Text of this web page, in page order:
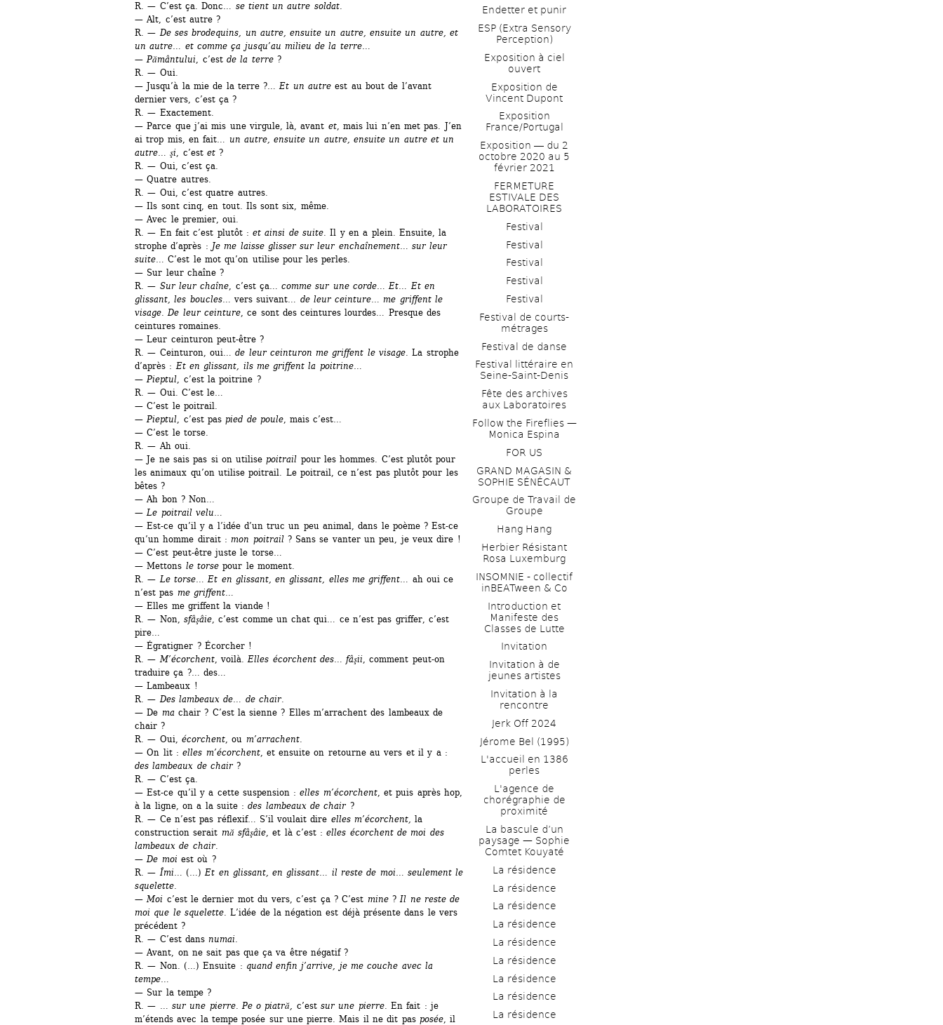
R. — C’est ça. Donc… se tient un autre soldat.
— Alt, c’est autre ?
R. — De ses brodequins, un autre, ensuite un autre, ensuite un autre, et
un autre… et comme ça jusqu’au milieu de la terre…
— Pământului, c’est de la terre?
R. — Oui.
— Jusqu’à la mie de la terre ?… Et un autre est au bout de l’avant
dernier vers, c’est ça ?
R. — Exactement.
— Parce que j’ai mis une virgule, là, avant et, mais lui n’en met pas. J’en
ai trop mis, en fait… un autre, ensuite un autre, ensuite un autre et un
autre… şi, c’est et?
R. — Oui, c’est ça.
— Quatre autres.
R. — Oui, c’est quatre autres.
— Ils sont cinq, en tout. Ils sont six, même.
— Avec le premier, oui.
R. — En fait c’est plutôt : et ainsi de suite. Il y en a plein. Ensuite, la
strophe d’après : Je me laisse glisser sur leur enchaînement… sur leur
suite… C’est le mot qu’on utilise pour les perles.
— Sur leur chaîne ?
R. — Sur leur chaîne, c’est ça… comme sur une corde… Et… Et en
glissant, les boucles… vers suivant… de leur ceinture… me griffent le
visage. De leur ceinture, ce sont des ceintures lourdes… Presque des
ceintures romaines.
— Leur ceinturon peut-être ?
R. — Ceinturon, oui… de leur ceinturon me griffent le visage. La strophe
d’après : Et en glissant, ils me griffent la poitrine…
— Pieptul, c’est la poitrine ?
R. — Oui. C’est le…
— C’est le poitrail.
— Pieptul, c’est pas pied de poule, mais c’est…
— C’est le torse.
R. — Ah oui.
— Je ne sais pas si on utilise poitrail pour les hommes. C’est plutôt pour
les animaux qu’on utilise poitrail. Le poitrail, ce n’est pas plutôt pour les
bêtes ?
— Ah bon ? Non…
— Le poitrail velu…
— Est-ce qu’il y a l’idée d’un truc un peu animal, dans le poème ? Est-ce
qu’un homme dirait : mon poitrail? Sans se vanter un peu, je veux dire !
— C’est peut-être juste le torse…
— Mettons le torsepour le moment.
R. — Le torse… Et en glissant, en glissant, elles me griffent… ah oui ce
n’est pas me griffent…
— Elles me griffent la viande !
R. — Non, sfâşâie, c’est comme un chat qui… ce n’est pas griffer, c’est
pire…
— Égratigner ? Écorcher !
R. — M’écorchent, voilà. Elles écorchent des… fâşii, comment peut-on
traduire ça ?… des…
— Lambeaux !
R. — Des lambeaux de… de chair.
— De machair ? C’est la sienne ? Elles m’arrachent des lambeaux de
chair ?
R. — Oui, écorchent, ou m’arrachent.
— On lit : elles m’écorchent, et ensuite on retourne au vers et il y a :
des lambeaux de chair?
R. — C’est ça.
— Est-ce qu’il y a cette suspension : elles m’écorchent, et puis après hop,
à la ligne, on a la suite : des lambeaux de chair ?
R. — Ce n’est pas réflexif… S’il voulait dire elles m’écorchent, la
construction serait mă sfâşâie, et là c’est : elles écorchent de moi des
lambeaux de chair.
— De moi est où ?
R. — Îmi… (…) Et en glissant, en glissant… il reste de moi… seulement le
squelette.
— Moi c’est le dernier mot du vers, c’est ça ? C’est mine? Il ne reste de
moi que le squelette. L’idée de la négation est déjà présente dans le vers
précédent ?
R. — C’est dans numai.
— Avant, on ne sait pas que ça va être négatif ?
R. — Non. (…) Ensuite : quand enfin j’arrive, je me couche avec la
tempe…
— Sur la tempe ?
R. — … sur une pierre. Pe o piatră, c’est sur une pierre. En fait : je
m’étends avec la tempe posée sur une pierre. Mais il ne dit pas posée, il
Endetter et punir
ESP (Extra Sensory
Perception)
Exposition à ciel
ouvert
Exposition de
Vincent Dupont
Exposition
France/Portugal
Exposition ― du 2
octobre 2020 au 5
février 2021
FERMETURE
ESTIVALE DES
LABORATOIRES
Festival
Festival
Festival
Festival
Festival
Festival de courts-
métrages
Festival de danse
Festival littéraire en
Seine-Saint-Denis
Fête des archives
aux Laboratoires
Follow the Fireflies —
Monica Espina
FOR US
GRAND MAGASIN &
SOPHIE SÉNÉCAUT
Groupe de Travail de
Groupe
Hang Hang
Herbier Résistant
Rosa Luxemburg
INSOMNIE - collectif
inBEATween & Co
Introduction et
Manifeste des
Classes de Lutte
Invitation
Invitation à de
jeunes artistes
Invitation à la
rencontre
Jerk Off 2024
Jérome Bel (1995)
L'accueil en 1386
perles
L'agence de
chorégraphie de
proximité
La bascule d’un
paysage — Sophie
Comtet Kouyaté
La résidence
La résidence
La résidence
La résidence
La résidence
La résidence
La résidence
La résidence
La résidence